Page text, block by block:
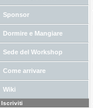
Sponsor
Dormire e Mangiare
Sede del Workshop
Come arrivare
Wiki
Iscriviti